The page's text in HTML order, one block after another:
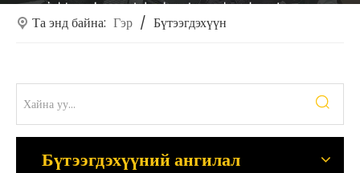
Та энд байна: Гэр / Бүтээгдэхүүн
Бүтээгдэхүүний ангилал